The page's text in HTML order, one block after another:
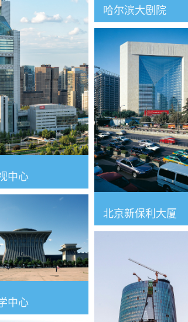
哈尔滨大剧院
中心
北京新保利大厦
中心